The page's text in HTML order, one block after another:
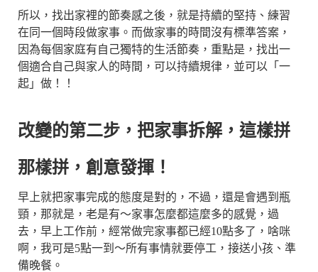
所以，找出家裡的節奏感之後，就是持續的堅持、練習
在同一個時段做家事。而做家事的時間沒有標準答案，
因為每個家庭有自己獨特的生活節奏，重點是，找出一
個適合自己與家人的時間，可以持續規律，並可以「一
起」做！！
改變的第二步，把家事拆解，這樣拼
那樣拼，創意發揮！
早上就把家事完成的態度是對的，不過，還是會遇到瓶
頸，那就是，老是有～家事怎麼都這麼多的感覺，過
去，早上工作前，經常做完家事都已經10點多了，啥咪
啊，我可是5點一到～所有事情就要停工，接送小孩、準
備晚餐。